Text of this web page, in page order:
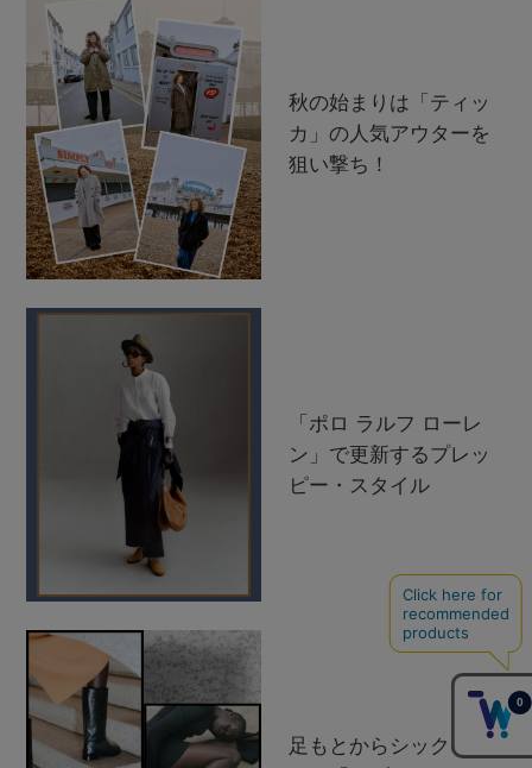
秋の始まりは「ティッ
カ」の人気アウターを
狙い撃ち！
「ポロ ラルフ ローレ
ン」で更新するプレッ
ピー・スタイル
足もとからシックを纏